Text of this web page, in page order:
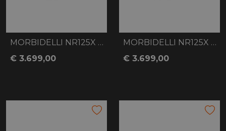
MORBIDELLI NR125X WHITE
€ 3.699,00
MORBIDELLI NR125X GREY
€ 3.699,00